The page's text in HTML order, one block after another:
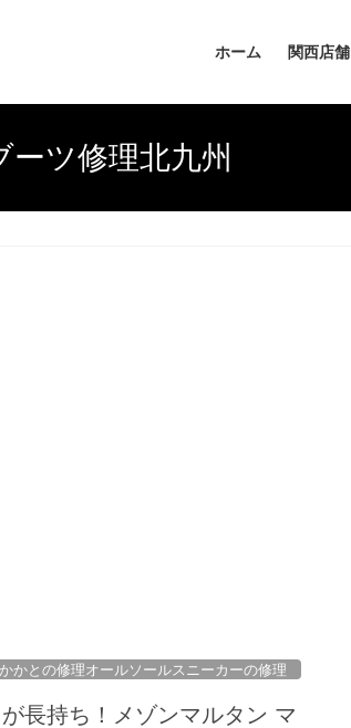
ホーム 関西店舗
ーツ修理北九州
かとの修理オールソールスニーカーの修理
長持ち！メゾンマルタン マ